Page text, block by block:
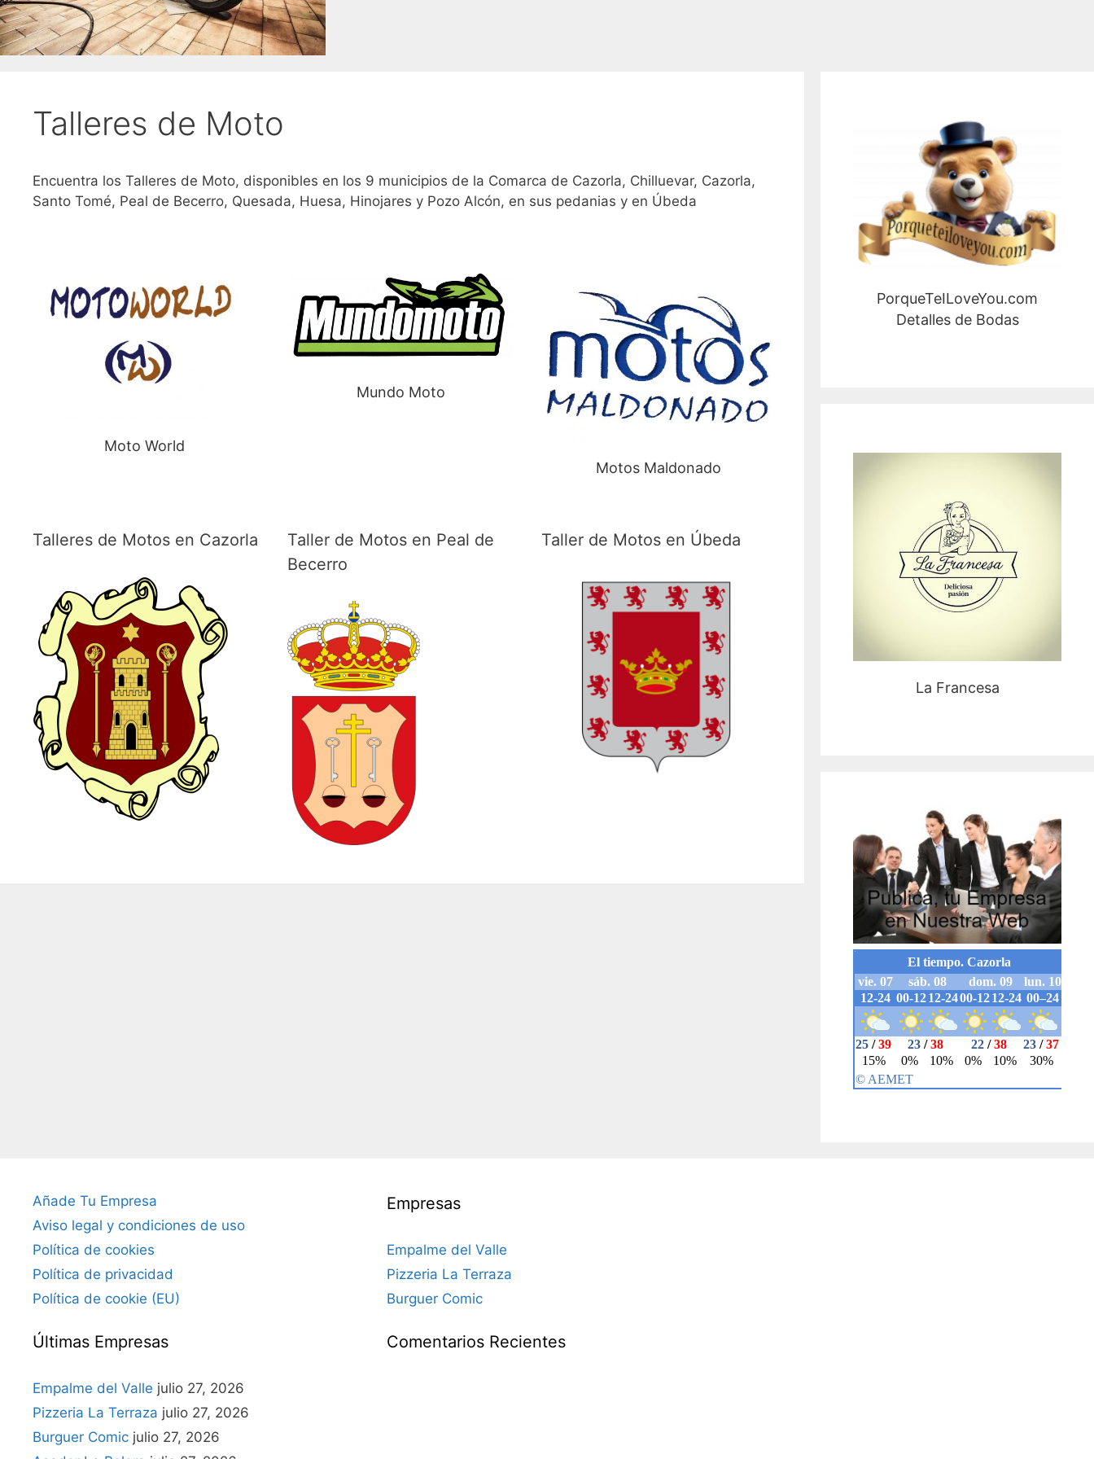
Talleres de Moto
Encuentra los Talleres de Moto, disponibles en los 9 municipios de la Comarca de Cazorla, Chilluevar, Cazorla,
Santo Tomé, Peal de Becerro, Quesada, Huesa, Hinojares y Pozo Alcón, en sus pedanias y en Úbeda
Moto World
Mundo Moto
Motos Maldonado
Talleres de Motos en Cazorla
Taller de Motos en Peal de
Becerro
Taller de Motos en Úbeda
PorqueTeILoveYou.com
Detalles de Bodas
La Francesa
Añade Tu Empresa
Aviso legal y condiciones de uso
Política de cookies
Política de privacidad
Política de cookie (EU)
Últimas Empresas
Empalme del Valle julio 27, 2026
Pizzeria La Terraza julio 27, 2026
Burguer Comic julio 27, 2026
Empresas
Empalme del Valle
Pizzeria La Terraza
Burguer Comic
Comentarios Recientes